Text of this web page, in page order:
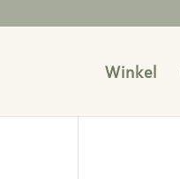
Winkel